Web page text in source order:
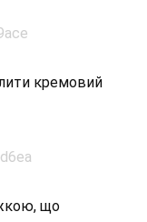
кремовий
що